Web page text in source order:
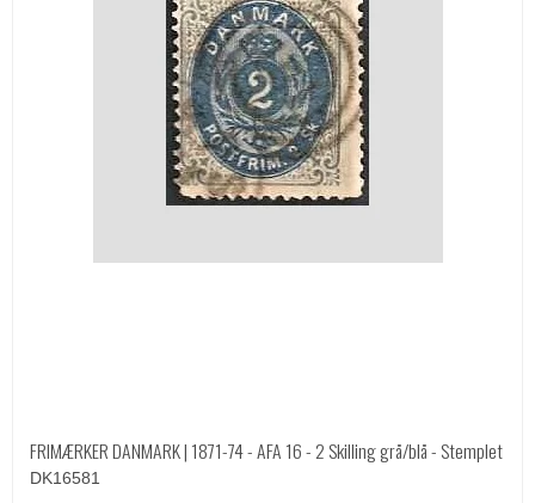
FRIMÆRKER DANMARK | 1871-74 - AFA 16 - 2 Skilling grå/blå - Stemplet
DK16581